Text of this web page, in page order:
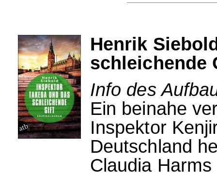
Henrik
schleichende
Info des
Ein beinahe
Inspektor
Deutschland
Claudia